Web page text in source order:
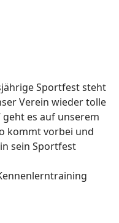
Sportfest steht
Verein wieder tolle
geht es auf unserem
kommt vorbei und
sein Sportfest